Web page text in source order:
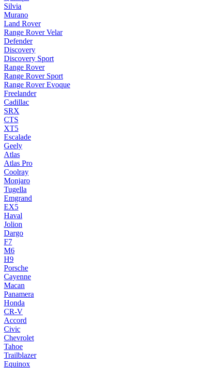
Silvia
Murano
Land Rover
Range Rover Velar
Defender
Discovery
Discovery Sport
Range Rover
Range Rover Sport
Range Rover Evoque
Freelander
Cadillac
SRX
CTS
XT5
Escalade
Geely
Atlas
Atlas Pro
Coolray
Monjaro
Tugella
Emgrand
EX5
Haval
Jolion
Dargo
F7
M6
H9
Porsche
Cayenne
Macan
Panamera
Honda
CR-V
Accord
Civic
Chevrolet
Tahoe
Trailblazer
Equinox